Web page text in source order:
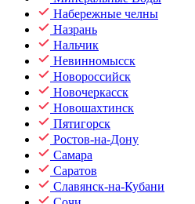
Набережные челны
Назрань
Нальчик
Невинномысск
Новороссийск
Новочеркасск
Новошахтинск
Пятигорск
Ростов-на-Дону
Самара
Саратов
Славянск-на-Кубани